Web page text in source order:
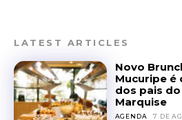
LATEST ARTICLES
Novo
Mucuripe é
dos pais
Marquise
AGENDA 7 DE